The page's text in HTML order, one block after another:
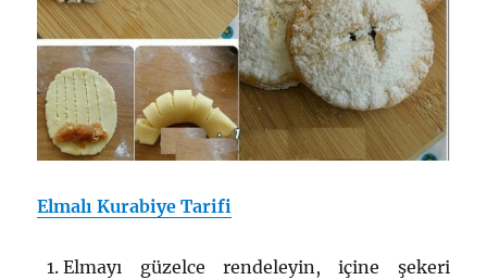
Elmalı Kurabiye Tarifi
Elmayı güzelce rendeleyin, içine şekeri